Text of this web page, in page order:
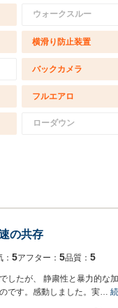
ウォークスルー
横滑り防止装置
バックカメラ
フルエアロ
ローダウン
の共存
5アフター： 5品質： 5
したが、 静粛性と暴力的な
です。感動しました。実…